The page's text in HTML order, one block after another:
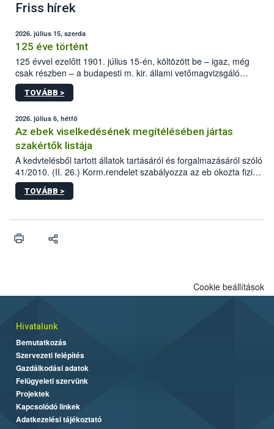
Friss hírek
2026. július 15, szerda
125 éve történt
125 évvel ezelőtt 1901. július 15-én, költözött be – igaz, még
csak részben – a budapesti m. kir. állami vetőmagvizsgáló
állomás a Kis Rókus utca 15. szám alatti, Czigler Győző által
tervezett új épületébe.
TOVÁBB >
2026. július 6, hétfő
Az ebek viselkedésének megítélésében jártas
szakértők listája
A kedvtelésből tartott állatok tartásáról és forgalmazásáról szóló
41/2010. (II. 26.) Korm.rendelet szabályozza az eb okozta fizikai
sérülés, illetve ennek veszélye keletkezésekor felmerülő
hatósági feladatokat, valamint a veszélyes eb tartását és annak
vonni az ebek viselkedésének megítélésében jártas szakértőt.
TOVÁBB >
Cookie beállítások
Hivatalunk
Bemutatkozás
Szervezeti felépítés
Gazdálkodási adatok
Felügyeleti szervünk
Projektek
Kapcsolódó linkek
Adatkezelési tájékoztató